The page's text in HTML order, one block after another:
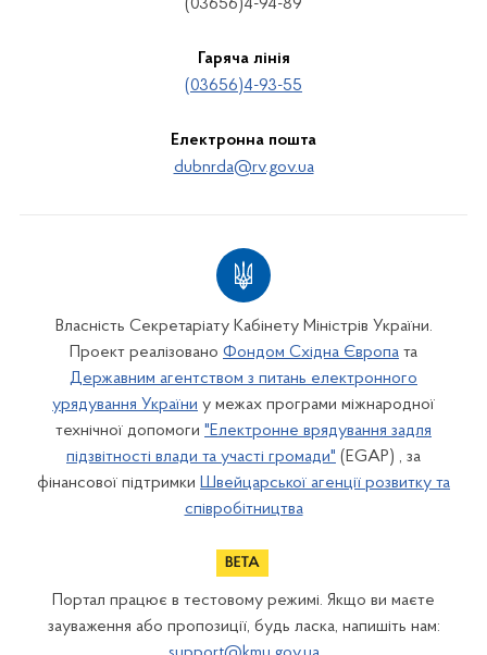
(03656)4-94-89
Гаряча лінія
(03656)4-93-55
Електронна пошта
dubnrda@rv.gov.ua
Власність Секретаріату Кабінету Міністрів України.
Проект реалізовано Фондом Східна Європа та
Державним агентством з питань електронного
урядування України у межах програми міжнародної
технічної допомоги "Електронне врядування задля
підзвітності влади та участі громади" (EGAP) , за
фінансової підтримки Швейцарської агенції розвитку та
співробітництва
Портал працює в тестовому режимі. Якщо ви маєте
зауваження або пропозиції, будь ласка, напишіть нам: